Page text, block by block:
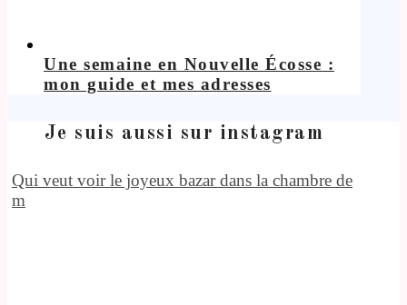
Une semaine en Nouvelle Écosse :
mon guide et mes adresses
Je suis aussi sur instagram
Qui veut voir le joyeux bazar dans la chambre de
m